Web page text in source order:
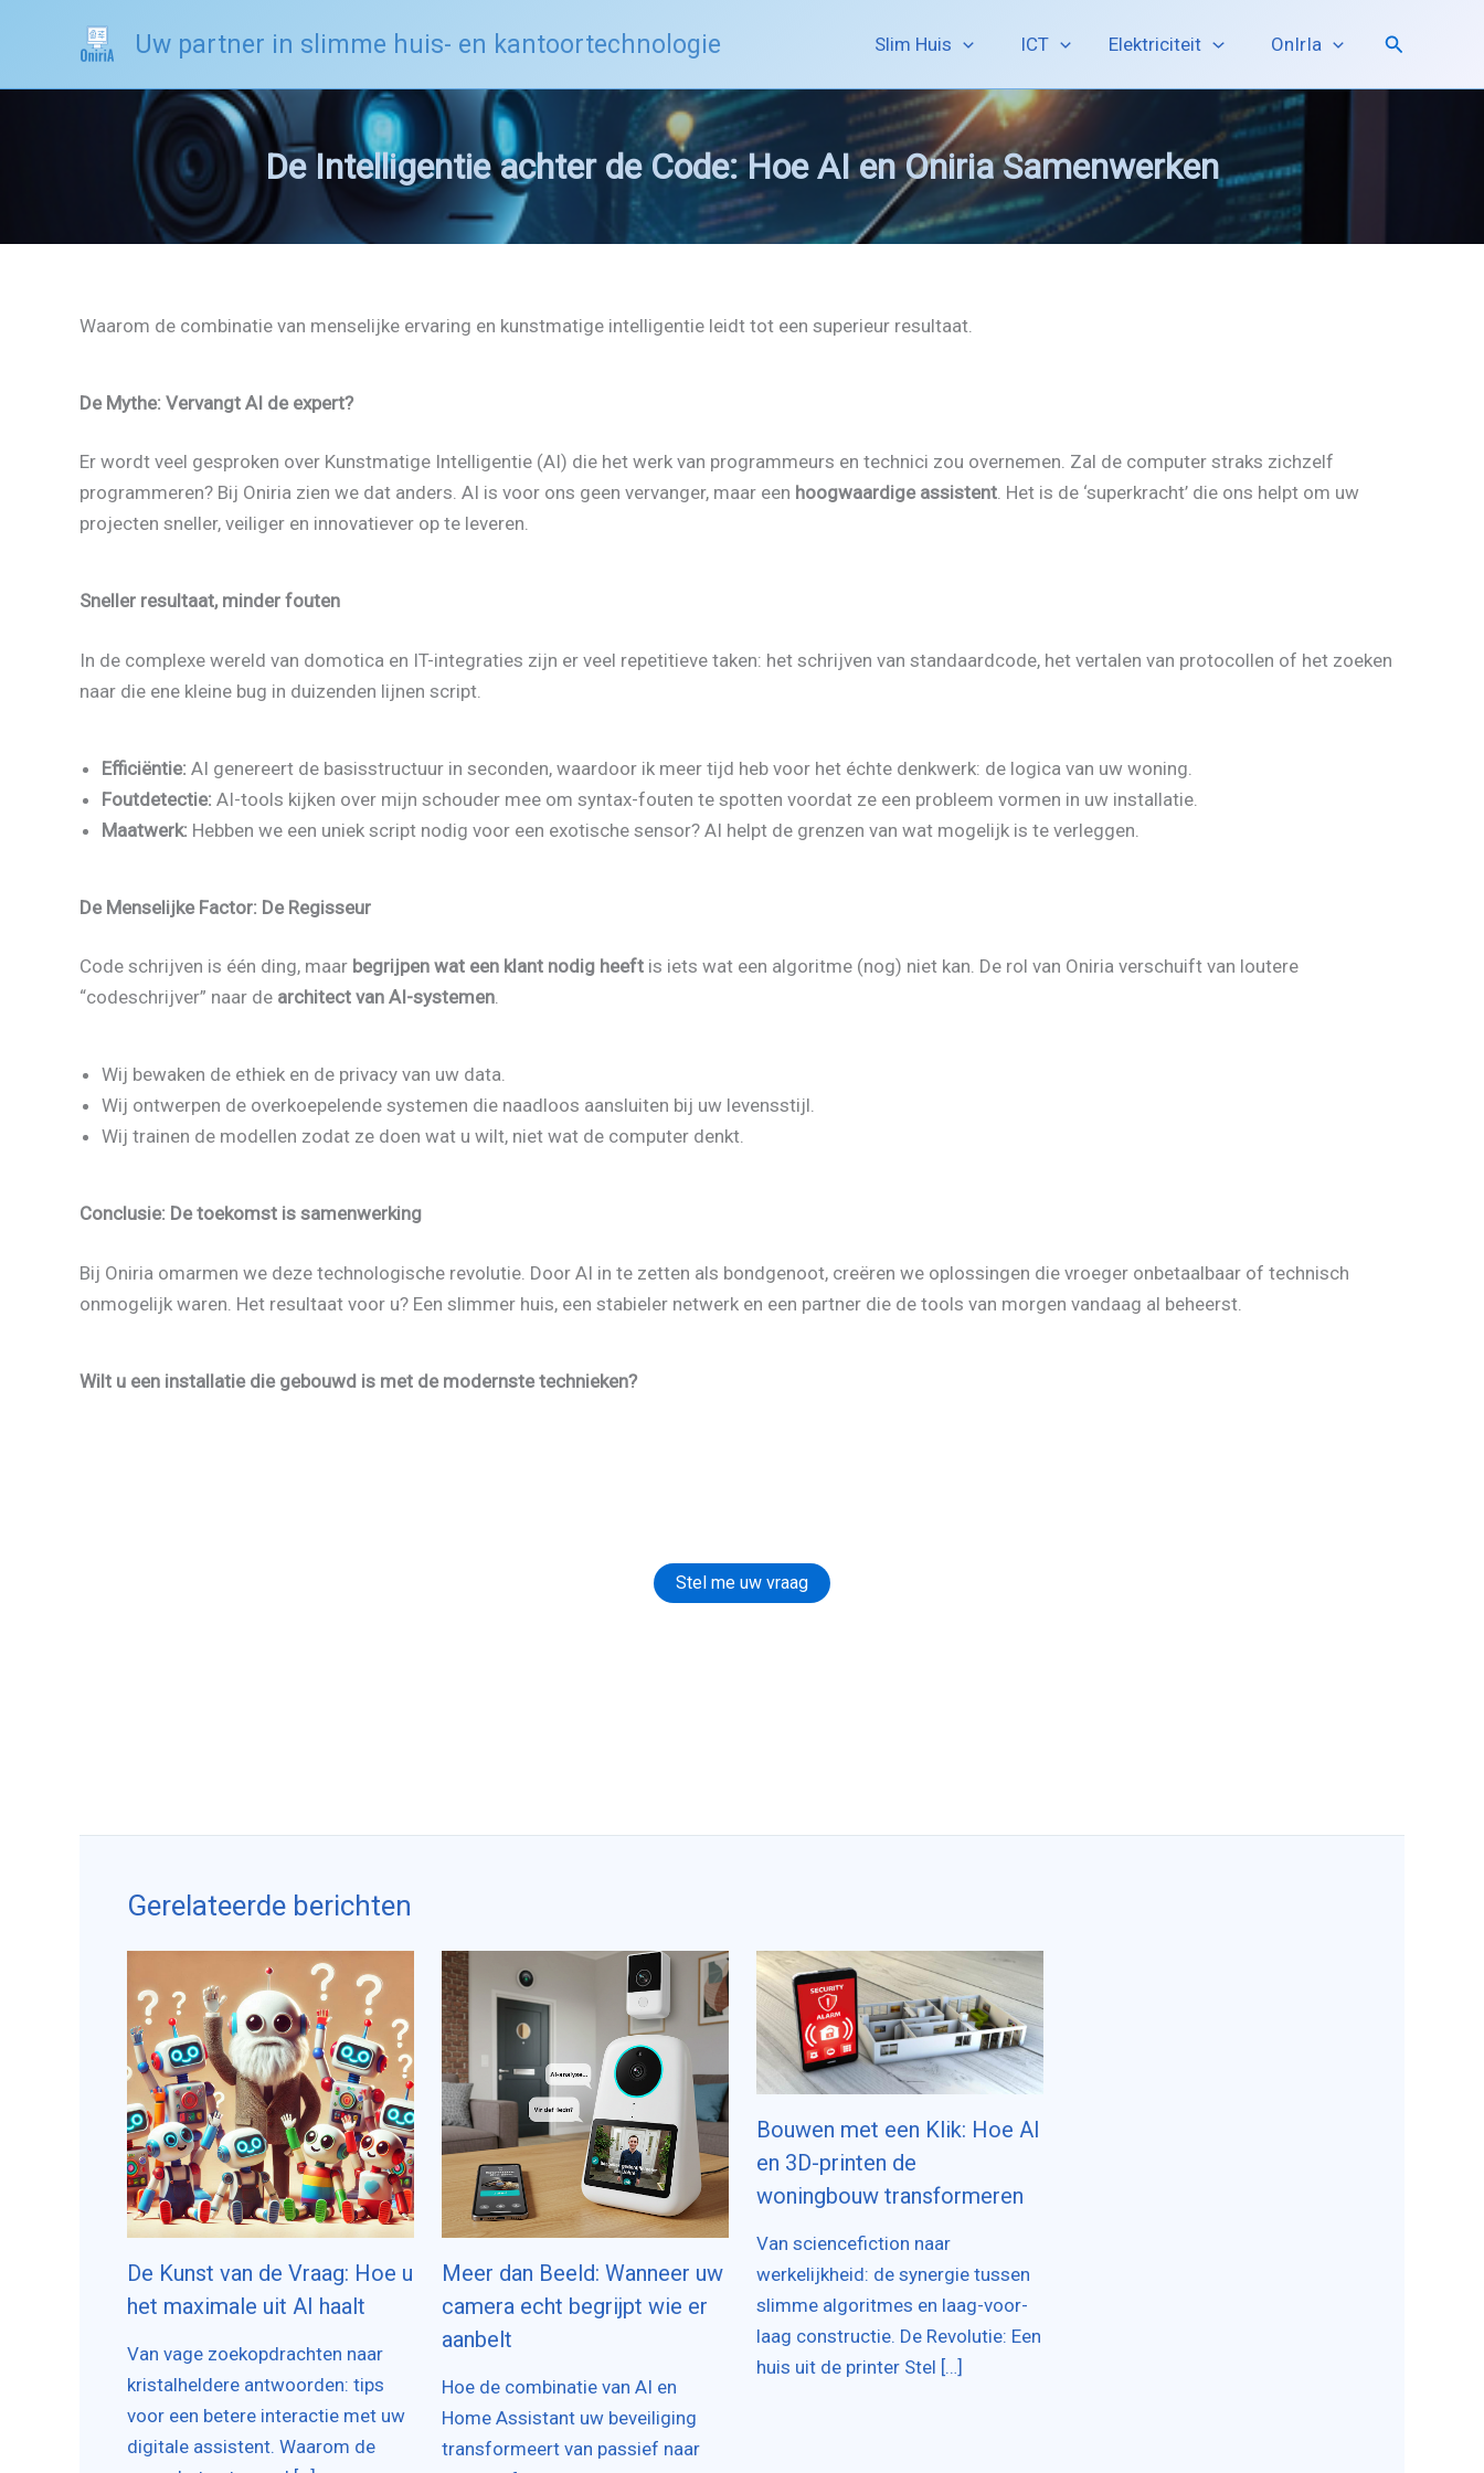
Uw partner in slimme huis- en kantoortechnologie Slim Huis ICT Elektriciteit OnIrIa Zoeken
De Intelligentie achter de Code: Hoe AI en Oniria Samenwerken
Waarom de combinatie van menselijke ervaring en kunstmatige intelligentie leidt tot een superieur resultaat.
De Mythe: Vervangt AI de expert?
Er wordt veel gesproken over Kunstmatige Intelligentie (AI) die het werk van programmeurs en technici zou overnemen. Zal de computer straks zichzelf
programmeren? Bij Oniria zien we dat anders. AI is voor ons geen vervanger, maar een hoogwaardige assistent. Het is de ‘superkracht’ die ons helpt om uw
projecten sneller, veiliger en innovatiever op te leveren.
Sneller resultaat, minder fouten
In de complexe wereld van domotica en IT-integraties zijn er veel repetitieve taken: het schrijven van standaardcode, het vertalen van protocollen of het zoeken
naar die ene kleine bug in duizenden lijnen script.
Efficiëntie: AI genereert de basisstructuur in seconden, waardoor ik meer tijd heb voor het échte denkwerk: de logica van uw woning.
Foutdetectie: AI-tools kijken over mijn schouder mee om syntax-fouten te spotten voordat ze een probleem vormen in uw installatie.
Maatwerk: Hebben we een uniek script nodig voor een exotische sensor? AI helpt de grenzen van wat mogelijk is te verleggen.
De Menselijke Factor: De Regisseur
Code schrijven is één ding, maar begrijpen wat een klant nodig heeft is iets wat een algoritme (nog) niet kan. De rol van Oniria verschuift van loutere
“codeschrijver” naar de architect van AI-systemen.
Wij bewaken de ethiek en de privacy van uw data.
Wij ontwerpen de overkoepelende systemen die naadloos aansluiten bij uw levensstijl.
Wij trainen de modellen zodat ze doen wat u wilt, niet wat de computer denkt.
Conclusie: De toekomst is samenwerking
Bij Oniria omarmen we deze technologische revolutie. Door AI in te zetten als bondgenoot, creëren we oplossingen die vroeger onbetaalbaar of technisch
onmogelijk waren. Het resultaat voor u? Een slimmer huis, een stabieler netwerk en een partner die de tools van morgen vandaag al beheerst.
Wilt u een installatie die gebouwd is met de modernste technieken?
Stel me uw vraag
Gerelateerde berichten
De Kunst van de Vraag: Hoe u
het maximale uit AI haalt
Van vage zoekopdrachten naar
kristalheldere antwoorden: tips
voor een betere interactie met uw
digitale assistent. Waarom de
Meer dan Beeld: Wanneer uw
camera echt begrijpt wie er
aanbelt
Hoe de combinatie van AI en
Home Assistant uw beveiliging
transformeert van passief naar
Bouwen met een Klik: Hoe AI
en 3D-printen de
woningbouw transformeren
Van sciencefiction naar
werkelijkheid: de synergie tussen
slimme algoritmes en laag-voor-
laag constructie. De Revolutie: Een
huis uit de printer Stel […]